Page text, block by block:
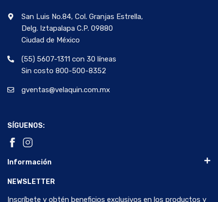
San Luis No.84, Col. Granjas Estrella,
Delg. Iztapalapa C.P. 09880
Ciudad de México
(55) 5607-1311 con 30 líneas
Sin costo 800-500-8352
gventas@velaquin.com.mx
SÍGUENOS:
Información
NEWSLETTER
Inscríbete y obtén beneficios exclusivos en los productos y